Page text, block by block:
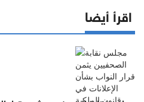
اقرأ أيضا